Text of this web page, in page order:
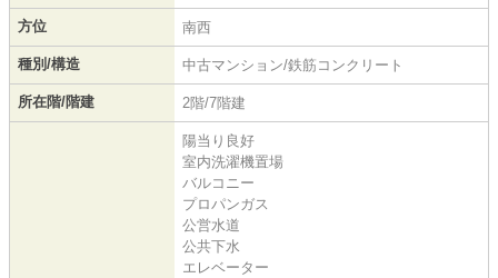
方位 南西
種別/構造 中古マンション/鉄筋コンクリート
所在階/階建 2階/7階建
陽当り良好
室内洗濯機置場
バルコニー
プロパンガス
公営水道
公共下水
エレベーター